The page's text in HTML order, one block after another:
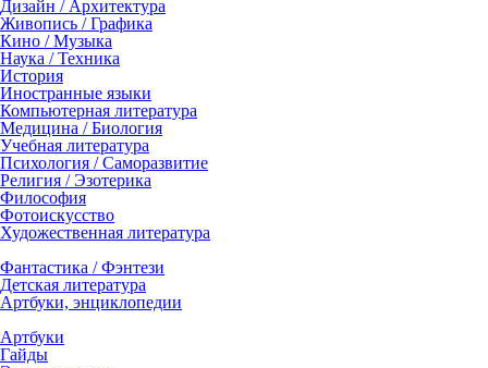
Дизайн / Архитектура
Живопись / Графика
Кино / Музыка
Наука / Техника
История
Иностранные языки
Компьютерная литература
Медицина / Биология
Учебная литература
Психология / Саморазвитие
Религия / Эзотерика
Философия
Фотоискусство
Художественная литература
Фантастика / Фэнтези
Детская литература
Артбуки, энциклопедии
Артбуки
Гайды